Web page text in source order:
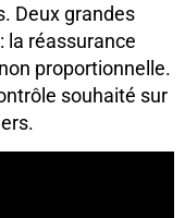
Deux grandes
la réassurance
proportionnelle.
souhaité sur